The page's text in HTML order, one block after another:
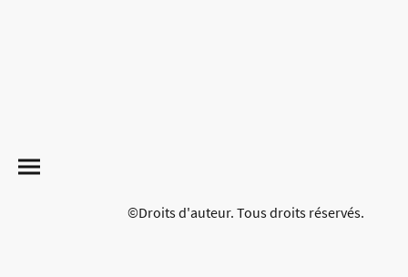
©Droits d'auteur. Tous droits réservés.